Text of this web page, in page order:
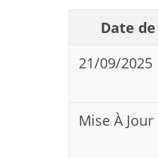
Date
21/09/2025
Mise À